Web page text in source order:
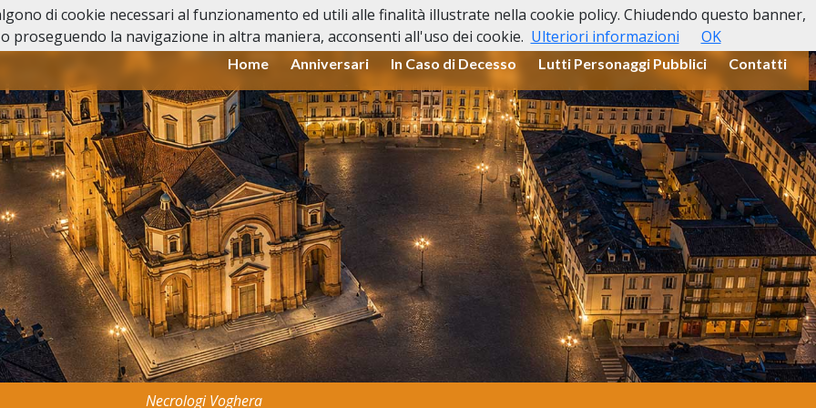
Home Anniversari In Caso di Decesso Lutti Personaggi Pubblici Contatti
Necrologi Voghera
di cookie necessari al funzionamento ed utili alle finalità illustrate nella cookie policy. Chiudendo questo banner,
proseguendo la navigazione in altra maniera, acconsenti all'uso dei cookie. Ulteriori informazioni OK